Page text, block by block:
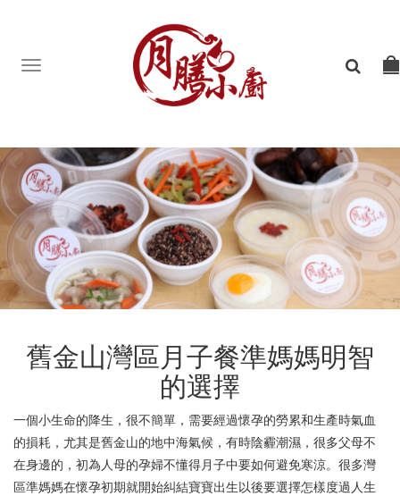
Toggle
舊金山灣區月子餐準媽媽明智
的選擇
一個小生命的降生，很不簡單，需要經過懷孕的勞累和生產時氣血
的損耗，尤其是舊金山的地中海氣候，有時陰霾潮濕，很多父母不
在身邊的，初為人母的孕婦不懂得月子中要如何避免寒涼。很多灣
區準媽媽在懷孕初期就開始糾結寶寶出生以後要選擇怎樣度過人生